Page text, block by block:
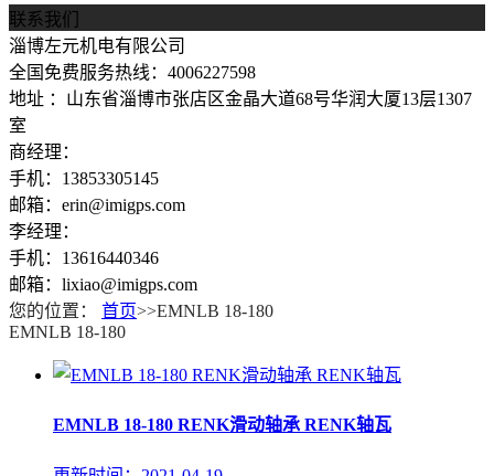
联系我们
淄博左元机电有限公司
全国免费服务热线：4006227598
地址 ：山东省淄博市张店区金晶大道68号华润大厦13层1307
室
商经理：
手机：13853305145
邮箱：erin@imigps.com
李经理：
手机：13616440346
邮箱：lixiao@imigps.com
您的位置：
首页>>EMNLB 18-180
EMNLB 18-180
EMNLB 18-180 RENK滑动轴承 RENK轴瓦